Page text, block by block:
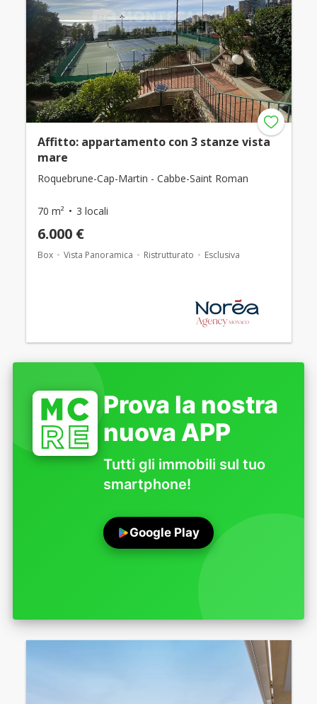
Affitto: appartamento con 3 stanze vista
mare
Roquebrune-Cap-Martin - Cabbe-Saint Roman
70 m² 3 locali
6.000 €
Box Vista Panoramica Ristrutturato Esclusiva
Prova la nostra
nuova APP
Tutti gli immobili sul tuo
smartphone!
Google Play